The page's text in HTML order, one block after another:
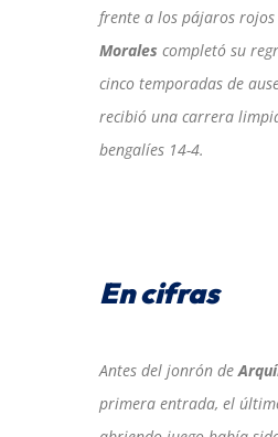
frente a los pájaros
Morales completó su
cinco temporadas de
recibió una carrera
bengalíes 14-4.
En cifras
Antes del jonrón de
primera entrada, el